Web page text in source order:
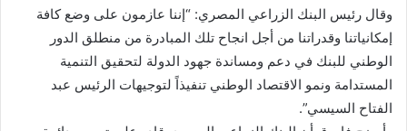
وقال رئيس البنك الزراعي المصري: “إننا عازمون على وضع كافة
إمكانياتنا وقدراتنا من أجل انجاح تلك المبادرة من منطلق الدور
الوطني للبنك في دعم ومساندة جهود الدولة لتحقيق التنمية
المستدامة ونمو الاقتصاد الوطني تنفيذاً لتوجيهات الرئيس عبد
الفتاح السيسي”.